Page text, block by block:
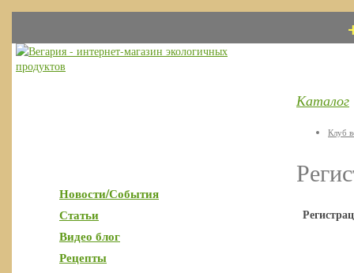
Новости/События
Статьи
Видео блог
Рецепты
Каталог
Клуб